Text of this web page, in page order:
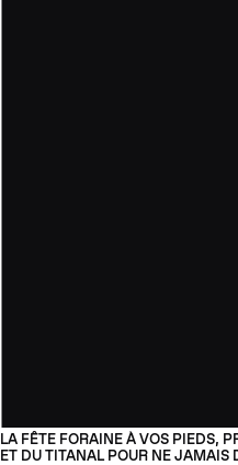
LA FÊTE FORAINE À VOS PIEDS,
ET DU TITANAL POUR NE JAMAIS